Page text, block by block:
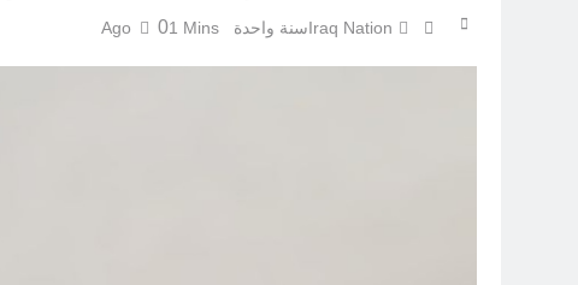
Iraq Nationسنة واحدة Ago 01 Mins